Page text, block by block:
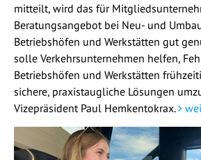
mitteilt, wird das für
Beratungsangebot bei Neu- und
Betriebshöfen und Werkstätten gut
solle Verkehrsunternehmen helfen,
Betriebshöfen und Werkstätten
sichere, praxistaugliche Lösungen
Vizepräsident Paul Hemkentokrax.